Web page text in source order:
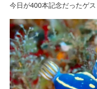
今日が400本記念だったゲ